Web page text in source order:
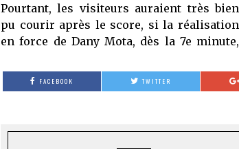
Pourtant, les visiteurs auraient très bien
pu courir après le score, si la réalisation
en force de Dany Mota, dès la 7e minute,
FACEBOOK TWITTER